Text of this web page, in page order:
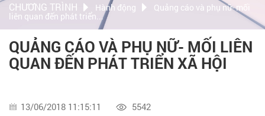
CHƯƠNG TRÌNH Hành động Quảng cáo và phụ nữ- mối
liên quan đến phát triển...
QUẢNG CÁO VÀ PHỤ NỮ- MỐI LIÊN
QUAN ĐẾN PHÁT TRIỂN XÃ HỘI
13/06/2018 11:15:11
5542